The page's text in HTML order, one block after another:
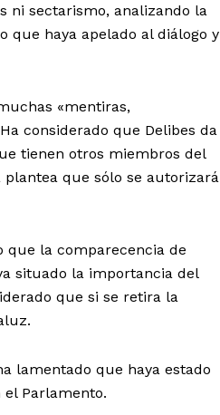
ni sectarismo, analizando la
que haya apelado al diálogo y
«mentiras,
considerado que Delibes da
tienen otros miembros del
plantea que sólo se autorizará
que la comparecencia de
situado la importancia del
que si se retira la
lamentado que haya estado
Parlamento.